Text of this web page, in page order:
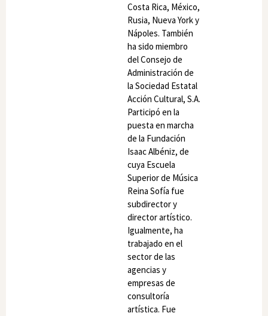
Costa Rica, México,
Rusia, Nueva York y
Nápoles. También
ha sido miembro
del Consejo de
Administración de
la Sociedad Estatal
Acción Cultural, S.A.
Participó en la
puesta en marcha
de la Fundación
Isaac Albéniz, de
cuya Escuela
Superior de Música
Reina Sofía fue
subdirector y
director artístico.
Igualmente, ha
trabajado en el
sector de las
agencias y
empresas de
consultoría
artística. Fue